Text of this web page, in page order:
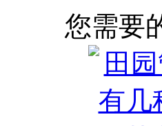
您需要